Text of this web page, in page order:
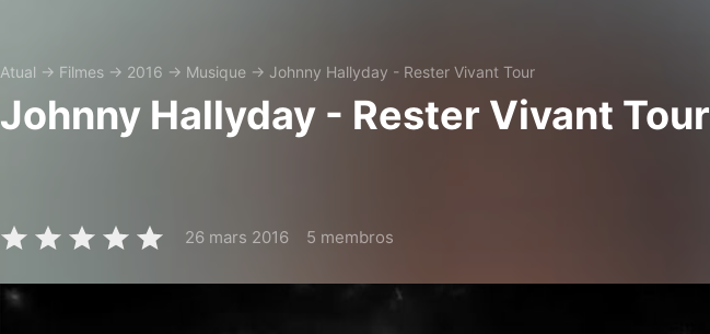
Atual → Filmes → 2016 → Musique → Johnny Hallyday - Rester Vivant Tour
Johnny Hallyday - Rester Vivant Tour
26 mars 2016 5 membros